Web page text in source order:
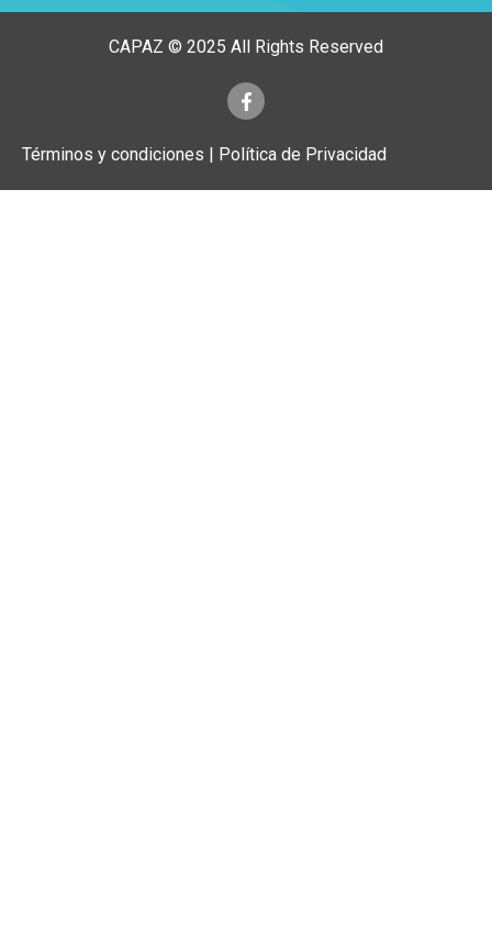
CAPAZ © 2025 All Rights Reserved
Términos y condiciones | Política de Privacidad